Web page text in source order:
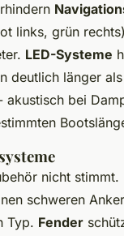
links, grün
LED-Systeme
deutlich länger
akustisch bei
nicht
schweren
Typ. Fender